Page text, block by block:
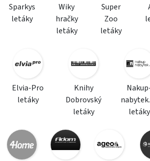
Sparkys
letáky
Wiky
hračky
letáky
Super
Zoo
letáky
Elvia-Pro
letáky
Knihy
Dobrovský
letáky
letáky